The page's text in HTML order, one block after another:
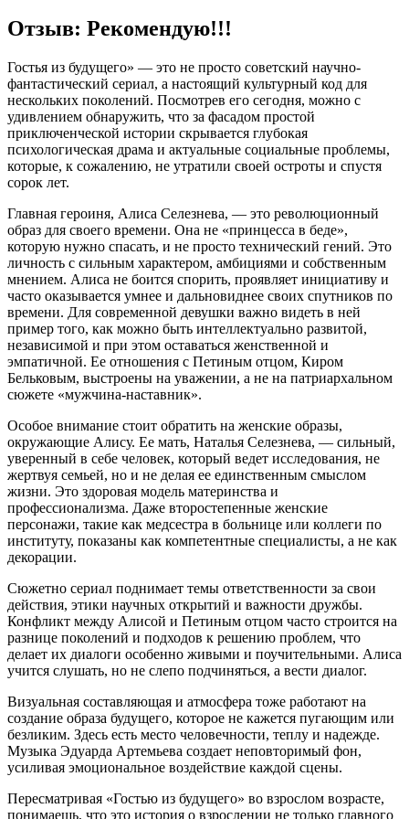
Отзыв: Рекомендую!!!
Гостья из будущего» — это не просто советский научно-
фантастический сериал, а настоящий культурный код для
нескольких поколений. Посмотрев его сегодня, можно с
удивлением обнаружить, что за фасадом простой
приключенческой истории скрывается глубокая
психологическая драма и актуальные социальные проблемы,
которые, к сожалению, не утратили своей остроты и спустя
сорок лет.
Главная героиня, Алиса Селезнева, — это революционный
образ для своего времени. Она не «принцесса в беде»,
которую нужно спасать, и не просто технический гений. Это
личность с сильным характером, амбициями и собственным
мнением. Алиса не боится спорить, проявляет инициативу и
часто оказывается умнее и дальновиднее своих спутников по
времени. Для современной девушки важно видеть в ней
пример того, как можно быть интеллектуально развитой,
независимой и при этом оставаться женственной и
эмпатичной. Ее отношения с Петиным отцом, Киром
Бельковым, выстроены на уважении, а не на патриархальном
сюжете «мужчина-наставник».
Особое внимание стоит обратить на женские образы,
окружающие Алису. Ее мать, Наталья Селезнева, — сильный,
уверенный в себе человек, который ведет исследования, не
жертвуя семьей, но и не делая ее единственным смыслом
жизни. Это здоровая модель материнства и
профессионализма. Даже второстепенные женские
персонажи, такие как медсестра в больнице или коллеги по
институту, показаны как компетентные специалисты, а не как
декорации.
Сюжетно сериал поднимает темы ответственности за свои
действия, этики научных открытий и важности дружбы.
Конфликт между Алисой и Петиным отцом часто строится на
разнице поколений и подходов к решению проблем, что
делает их диалоги особенно живыми и поучительными. Алиса
учится слушать, но не слепо подчиняться, а вести диалог.
Визуальная составляющая и атмосфера тоже работают на
создание образа будущего, которое не кажется пугающим или
безликим. Здесь есть место человечности, теплу и надежде.
Музыка Эдуарда Артемьева создает неповторимый фон,
усиливая эмоциональное воздействие каждой сцены.
Пересматривая «Гостью из будущего» во взрослом возрасте,
понимаешь, что это история о взрослении не только главного